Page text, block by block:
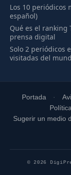
Los 10 periódicos
español)
Qué es el ranking
prensa digital
Solo 2 periódicos
visitadas del
Portada
Sugerir un medio
© 2026